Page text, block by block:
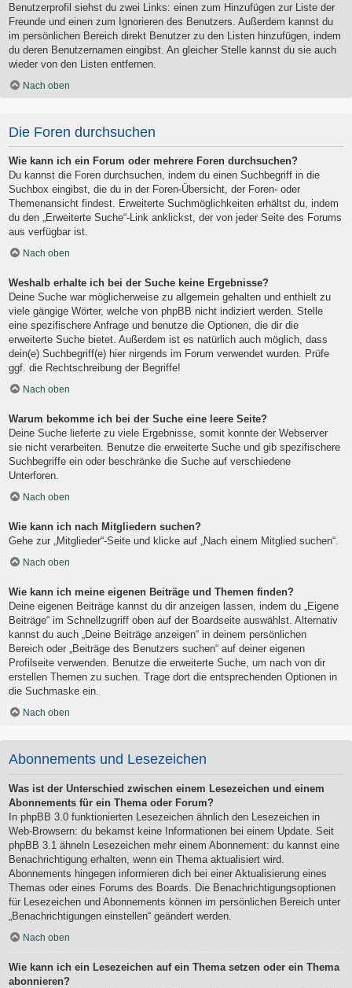
Benutzerprofil siehst du zwei Links: einen zum Hinzufügen zur Liste der
Freunde und einen zum Ignorieren des Benutzers. Außerdem kannst du
im persönlichen Bereich direkt Benutzer zu den Listen hinzufügen, indem
du deren Benutzernamen eingibst. An gleicher Stelle kannst du sie auch
wieder von den Listen entfernen.
Nach oben
Die Foren durchsuchen
Wie kann ich ein Forum oder mehrere Foren durchsuchen?
Du kannst die Foren durchsuchen, indem du einen Suchbegriff in die
Suchbox eingibst, die du in der Foren-Übersicht, der Foren- oder
Themenansicht findest. Erweiterte Suchmöglichkeiten erhältst du, indem
du den „Erweiterte Suche“-Link anklickst, der von jeder Seite des Forums
aus verfügbar ist.
Nach oben
Weshalb erhalte ich bei der Suche keine Ergebnisse?
Deine Suche war möglicherweise zu allgemein gehalten und enthielt zu
viele gängige Wörter, welche von phpBB nicht indiziert werden. Stelle
eine spezifischere Anfrage und benutze die Optionen, die dir die
erweiterte Suche bietet. Außerdem ist es natürlich auch möglich, dass
dein(e) Suchbegriff(e) hier nirgends im Forum verwendet wurden. Prüfe
ggf. die Rechtschreibung der Begriffe!
Nach oben
Warum bekomme ich bei der Suche eine leere Seite?
Deine Suche lieferte zu viele Ergebnisse, somit konnte der Webserver
sie nicht verarbeiten. Benutze die erweiterte Suche und gib spezifischere
Suchbegriffe ein oder beschränke die Suche auf verschiedene
Unterforen.
Nach oben
Wie kann ich nach Mitgliedern suchen?
Gehe zur „Mitglieder“-Seite und klicke auf „Nach einem Mitglied suchen“.
Nach oben
Wie kann ich meine eigenen Beiträge und Themen finden?
Deine eigenen Beiträge kannst du dir anzeigen lassen, indem du „Eigene
Beiträge“ im Schnellzugriff oben auf der Boardseite auswählst. Alternativ
kannst du auch „Deine Beiträge anzeigen“ in deinem persönlichen
Bereich oder „Beiträge des Benutzers suchen“ auf deiner eigenen
Profilseite verwenden. Benutze die erweiterte Suche, um nach von dir
erstellen Themen zu suchen. Trage dort die entsprechenden Optionen in
die Suchmaske ein.
Nach oben
Abonnements und Lesezeichen
Was ist der Unterschied zwischen einem Lesezeichen und einem
Abonnements für ein Thema oder Forum?
In phpBB 3.0 funktionierten Lesezeichen ähnlich den Lesezeichen in
Web-Browsern: du bekamst keine Informationen bei einem Update. Seit
phpBB 3.1 ähneln Lesezeichen mehr einem Abonnement: du kannst eine
Benachrichtigung erhalten, wenn ein Thema aktualisiert wird.
Abonnements hingegen informieren dich bei einer Aktualisierung eines
Themas oder eines Forums des Boards. Die Benachrichtigungsoptionen
für Lesezeichen und Abonnements können im persönlichen Bereich unter
„Benachrichtigungen einstellen“ geändert werden.
Nach oben
Wie kann ich ein Lesezeichen auf ein Thema setzen oder ein Thema
abonnieren?